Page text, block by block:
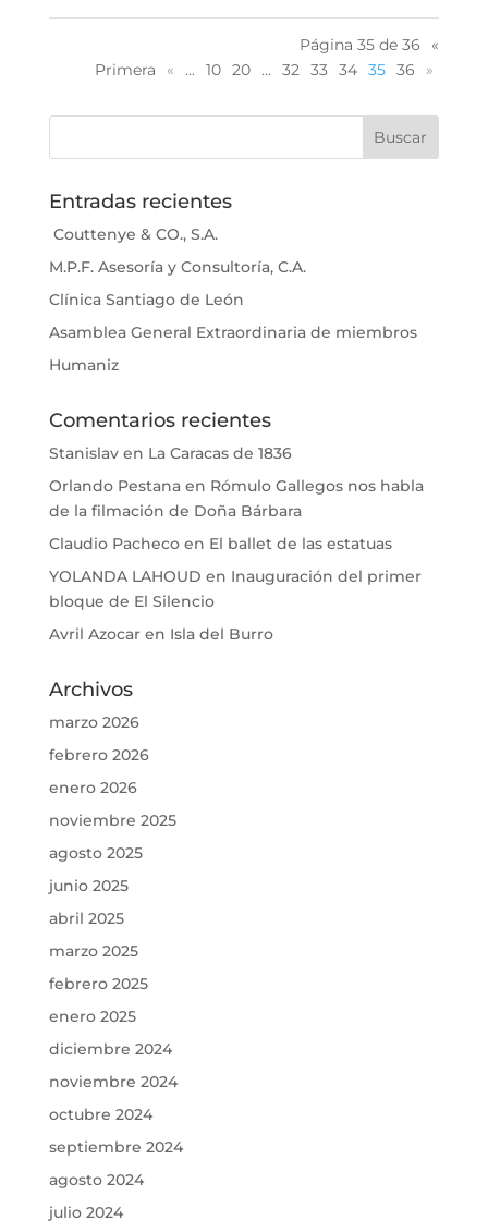
Página 35 de 36
«
Primera
« ... 10 20 ... 32 33 34 35 36 »
Entradas recientes
Couttenye & CO., S.A.
M.P.F. Asesoría y Consultoría, C.A.
Clínica Santiago de León
Asamblea General Extraordinaria de miembros
Humaniz
Comentarios recientes
Stanislaven La Caracas de 1836
Orlando Pestanaen Rómulo Gallegos nos habla
de la filmación de Doña Bárbara
Claudio Pachecoen El ballet de las estatuas
YOLANDA LAHOUD en Inauguración del primer
bloque de El Silencio
Avril Azocaren Isla del Burro
Archivos
marzo 2026
febrero 2026
enero 2026
noviembre 2025
agosto 2025
junio 2025
abril 2025
marzo 2025
febrero 2025
enero 2025
diciembre 2024
noviembre 2024
octubre 2024
septiembre 2024
agosto 2024
julio 2024